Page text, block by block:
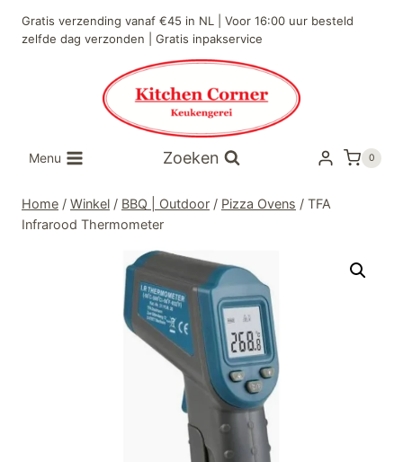
naar
Gratis verzending vanaf €45 in NL | Voor 16:00 uur besteld
zelfde dag verzonden | Gratis inpakservice
Menu Zoeken 0
Home / Winkel / BBQ | Outdoor / Pizza Ovens / TFA
Infrarood Thermometer